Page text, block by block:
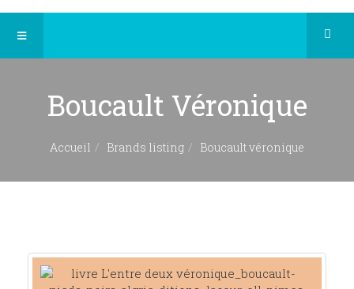
Boucault Véronique
Accueil Brands listing Boucault véronique